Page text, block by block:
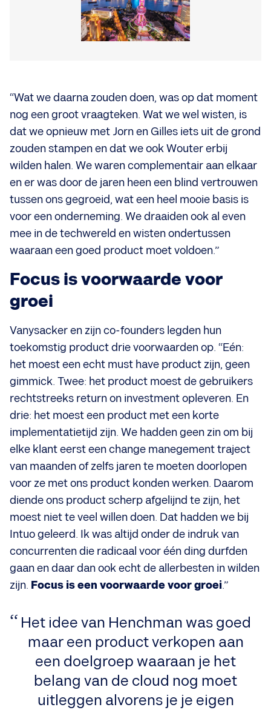
“Wat we daarna zouden doen, was op dat moment
nog een groot vraagteken. Wat we wel wisten, is
dat we opnieuw met Jorn en Gilles iets uit de grond
zouden stampen en dat we ook Wouter erbij
wilden halen. We waren complementair aan elkaar
en er was door de jaren heen een blind vertrouwen
tussen ons gegroeid, wat een heel mooie basis is
voor een onderneming. We draaiden ook al even
mee in de techwereld en wisten ondertussen
waaraan een goed product moet voldoen.”
Focus is voorwaarde voor
groei
Vanysacker en zijn co-founders legden hun
toekomstig product drie voorwaarden op. “Eén:
het moest een echt must have product zijn, geen
gimmick. Twee: het product moest de gebruikers
rechtstreeks return on investment opleveren. En
drie: het moest een product met een korte
implementatietijd zijn. We hadden geen zin om bij
elke klant eerst een change manegement traject
van maanden of zelfs jaren te moeten doorlopen
voor ze met ons product konden werken. Daarom
diende ons product scherp afgelijnd te zijn, het
moest niet te veel willen doen. Dat hadden we bij
Intuo geleerd. Ik was altijd onder de indruk van
concurrenten die radicaal voor één ding durfden
gaan en daar dan ook echt de allerbesten in wilden
zijn. Focus is een voorwaarde voor groei.”
Het idee van Henchman was goed
maar een product verkopen aan
een doelgroep waaraan je het
belang van de cloud nog moet
uitleggen alvorens je je eigen